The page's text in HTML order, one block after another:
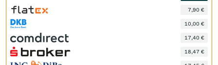
7,90 €
10,00 €
17,40 €
18,47 €